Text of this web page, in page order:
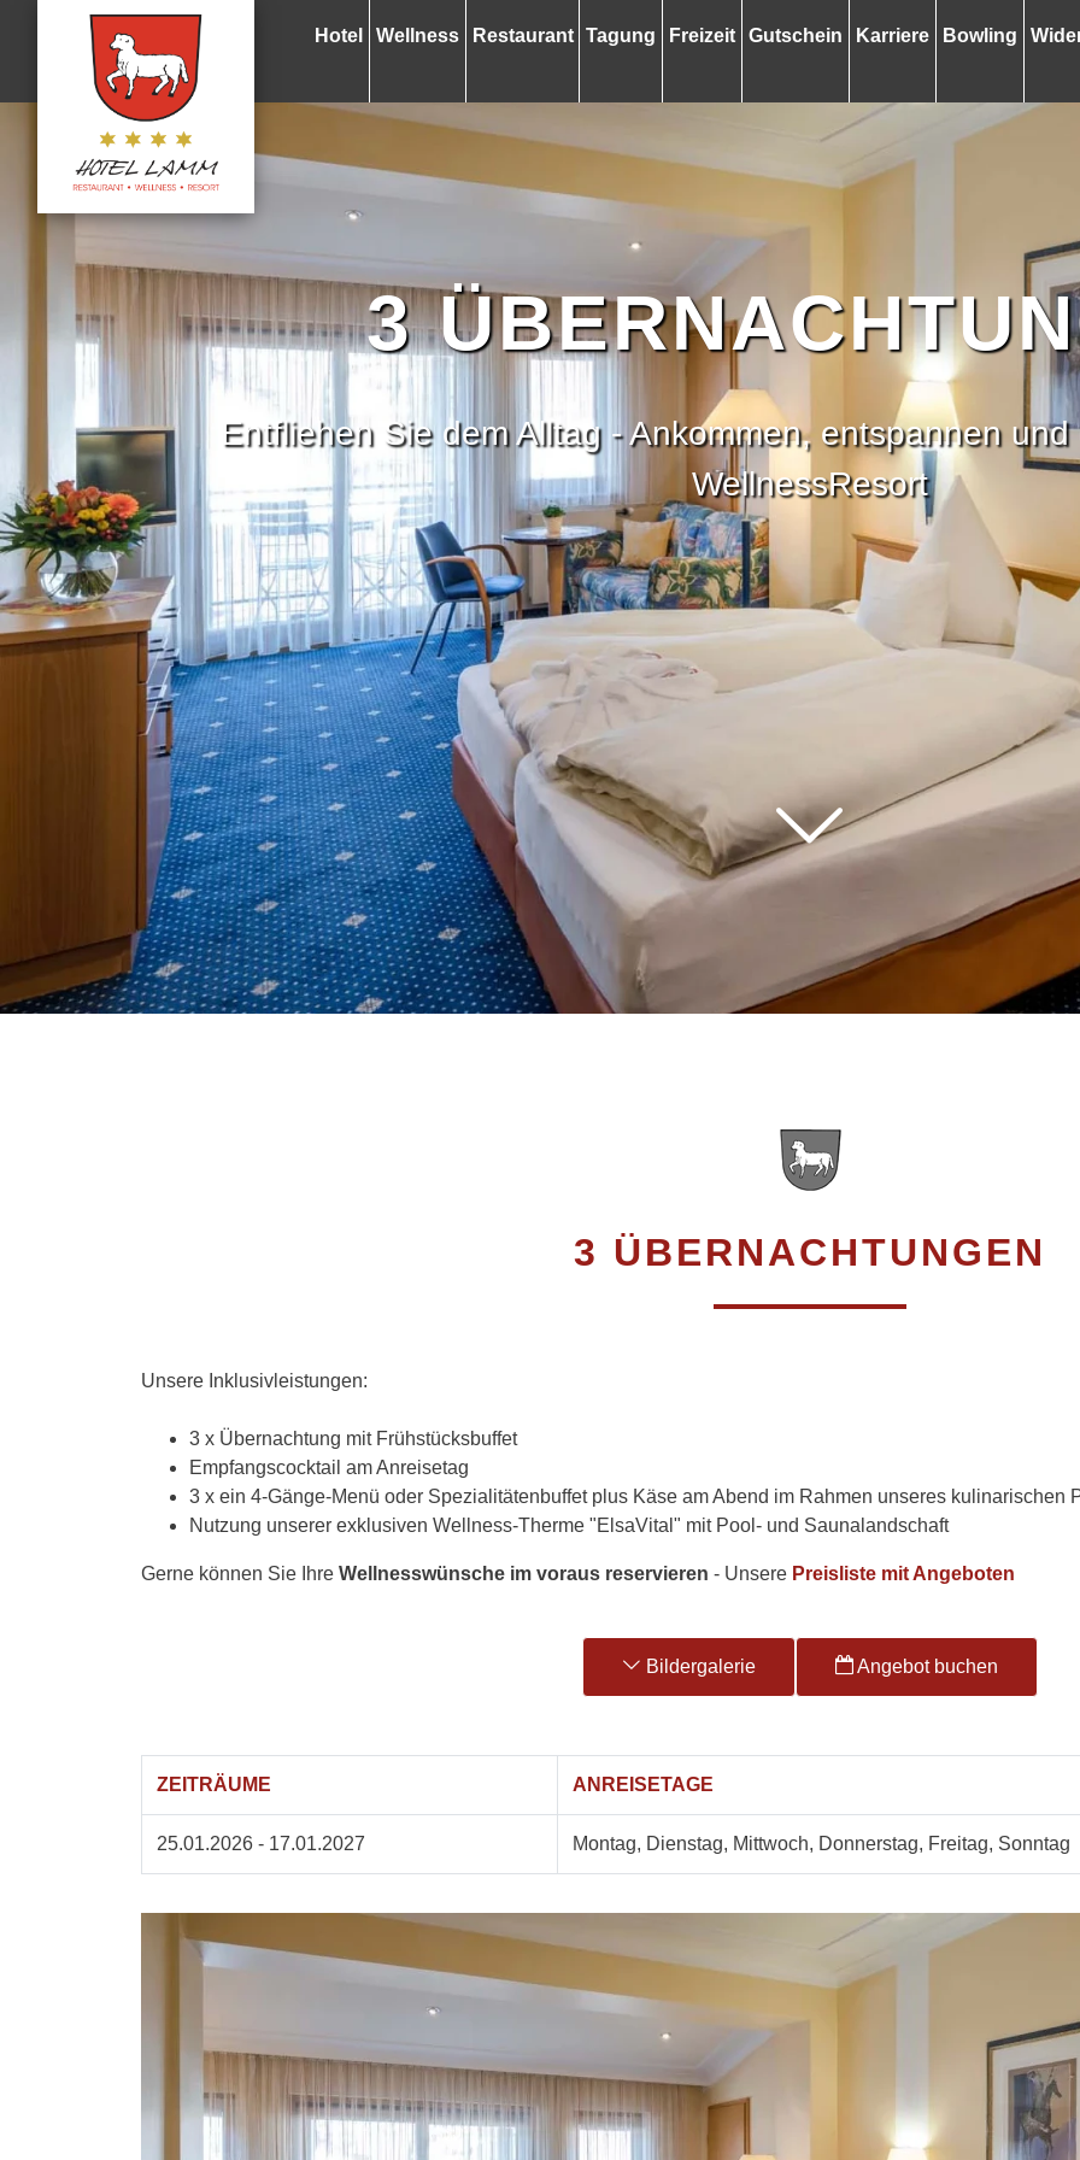
Hotel Wellness Restaurant Tagung Freizeit Gutschein Karriere Bowling
3
Entfliehen Sie dem Alltag - Ankommen, entspannen
WellnessResort
3 ÜBERNACHTUNGEN
Unsere Inklusivleistungen:
3 x Übernachtung mit Frühstücksbuffet
Empfangscocktail am Anreisetag
3 x ein 4-Gänge-Menü oder Spezialitätenbuffet plus Käse am Abend im Rahmen unseres kulinarischen
Nutzung unserer exklusiven Wellness-Therme "ElsaVital" mit Pool- und Saunalandschaft
Gerne können Sie Ihre Wellnesswünsche im voraus reservieren - Unsere Preisliste mit Angeboten
Bildergalerie Angebot buchen
ZEITRÄUME ANREISETAGE
25.01.2026 - 17.01.2027 Montag, Dienstag, Mittwoch, Donnerstag, Freitag, Sonntag